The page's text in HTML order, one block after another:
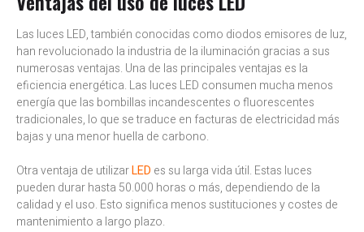
Las luces LED, también conocidas como diodos emisores de luz,
han revolucionado la industria de la iluminación gracias a sus
numerosas ventajas. Una de las principales ventajas es la
eficiencia energética. Las luces LED consumen mucha menos
energía que las bombillas incandescentes o fluorescentes
tradicionales, lo que se traduce en facturas de electricidad más
bajas y una menor huella de carbono.
Otra ventaja de utilizarLED es su larga vida útil. Estas luces
pueden durar hasta 50.000 horas o más, dependiendo de la
calidad y el uso. Esto significa menos sustituciones y costes de
mantenimiento a largo plazo.